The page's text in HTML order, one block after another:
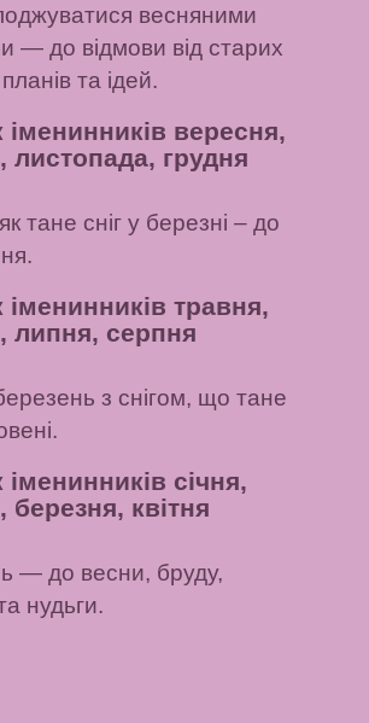
весняними
— до відмови від старих
та ідей.
вересня,
листопада, грудня
тане сніг у березні – до
травня,
липня, серпня
з снігом, що тане
січня,
березня, квітня
— до весни, бруду,
нудьги.